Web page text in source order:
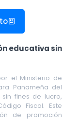
educativa sin
el Ministerio de
Panameña del
fines de lucro,
Fiscal. Este
de promoción